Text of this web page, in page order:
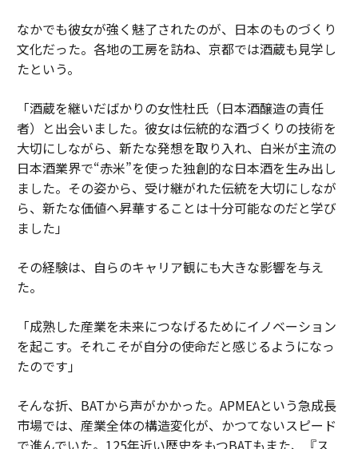
なかでも彼女が強く魅了されたのが、日本のものづくり
文化だった。各地の工房を訪ね、京都では酒蔵も見学し
たという。
「酒蔵を継いだばかりの女性杜氏（日本酒醸造の責任
者）と出会いました。彼女は伝統的な酒づくりの技術を
大切にしながら、新たな発想を取り入れ、白米が主流の
日本酒業界で“赤米”を使った独創的な日本酒を生み出し
ました。その姿から、受け継がれた伝統を大切にしなが
ら、新たな価値へ昇華することは十分可能なのだと学び
ました」
その経験は、自らのキャリア観にも大きな影響を与え
た。
「成熟した産業を未来につなげるためにイノベーション
を起こす。それこそが自分の使命だと感じるようになっ
たのです」
そんな折、BATから声がかかった。APMEAという急成長
市場では、産業全体の構造変化が、かつてないスピード
で進んでいた。125年近い歴史をもつBATもまた、『ス